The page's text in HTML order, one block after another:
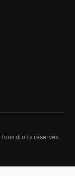
Tous droits réservés.